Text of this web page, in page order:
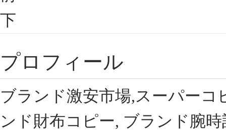
下
プロフィール
ブランド激安市場,スーパー
ンド財布コピー, ブランド腕